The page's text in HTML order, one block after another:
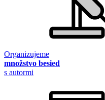
Organizujeme
množstvo besied
s autormi